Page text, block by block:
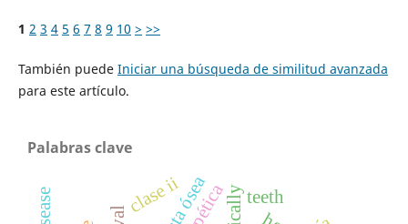
1 2 3 4 5 6 7 8 9 10 > >>
También puede Iniciar una búsqueda de similitud avanzada
para este artículo.
Palabras clave
teeth
clase ii